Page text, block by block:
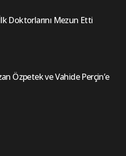
Doktorlarını Mezun Etti
Özpetek ve Vahide Perçin’e